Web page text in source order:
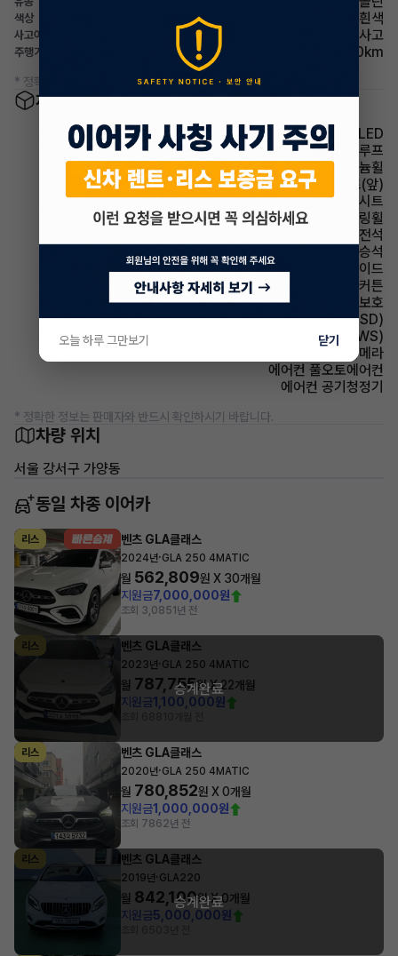
색상 흰색
사고이력 사고
주행거리(등록일기준) 15,000km
* 정확한 정보는 판매자와 반드시 확인하시기 바랍니다.
차량 옵션 정보
헤드램프 LED
썬루프 파노라마썬루프
휠타이어 알루미늄휠
시트 열선시트(앞)
시트 인조가죽시트
스티어링휠 가죽스티어링휠
에어백 운전석
에어백 동승석
에어백 사이드
에어백 커튼
에어백 무릎보호
주행안전 후측방경보시스템(BSD)
주행안전 차선이탈경보(LDWS)
주차보조 후방카메라
에어컨 풀오토에어컨
에어컨 공기청정기
* 정확한 정보는 판매자와 반드시 확인하시기 바랍니다.
차량 위치
서울 강서구 가양동
동일 차종 이어카
리스 벤츠 GLA클래스
2024년·GLA 250 4MATIC
월 562,809원 X 30개월
지원금7,000,000원
조회 3,0851년 전
리스 벤츠 GLA클래스
2023년· GLA 250 4MATIC
월 787,755원 X22개월
지원금1,100,000원
승계완료
리스 벤츠 GLA클래스
2020년·GLA 250 4MATIC
월 780,852원 X0개월
지원금1,000,000원
조회 7862년 전
리스 벤츠 GLA클래스
2019년· GLA220
월 842,100원 X0개월
지원금5,000,000원
승계완료
오늘 하루 그만보기 닫기